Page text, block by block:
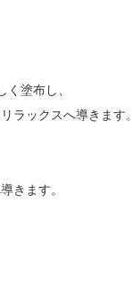
塗布し、
ラックスへ導きます。
きます。